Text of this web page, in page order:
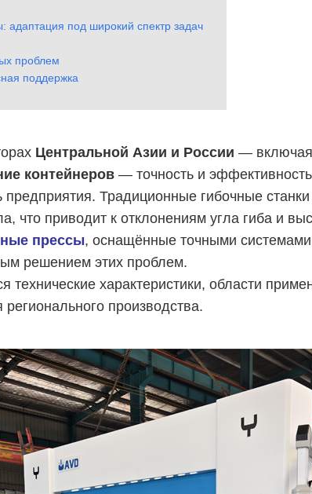
адаптация под широкий спектр задач
проблем
поддержка
Центральной Азии и России — включая
контейнеров — точность и эффективность
предприятия. Традиционные гибочные
что приводит к отклонениям угла гиба и
прессы, оснащённые точными
решением этих проблем.
технические характеристики, области
производства.